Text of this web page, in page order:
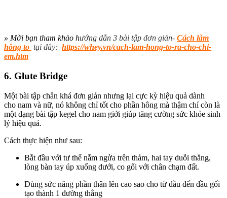
» Mời bạn tham khảo hướng dẫn 3 bài tập đơn giản- Cách làm
hông to tại đây: https://whey.vn/cach-lam-hong-to-ra-cho-chi-
em.htm
6. Glute Bridge
Một bài tập chân khá đơn giản nhưng lại cực kỳ hiệu quả dành
cho nam và nữ, nó không chỉ tốt cho phần hông mà thậm chí còn là
một dạng bài tập kegel cho nam giới giúp tăng cường sức khỏe sinh
lý hiệu quả.
Cách thực hiện như sau:
Bắt đầu với tư thế nằm ngửa trên thảm, hai tay duỗi thẳng,
lòng bàn tay úp xuống dưới, co gối với chân chạm đất.
Dùng sức nâng phần thân lên cao sao cho từ đầu đến đầu gối
tạo thành 1 đường thẳng